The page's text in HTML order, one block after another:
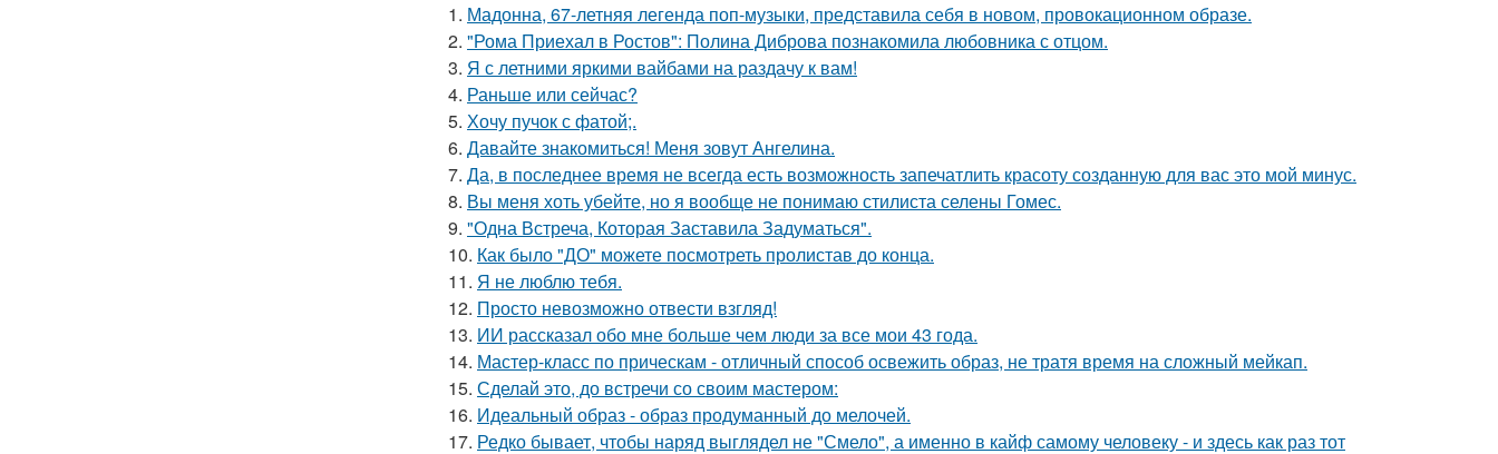
1. Мадонна, 67-летняя легенда поп-музыки, представила себя в новом, провокационном образе.
2. "Рома Приехал в Ростов": Полина Диброва познакомила любовника с отцом.
3. Я с летними яркими вайбами на раздачу к вам!
4. Раньше или сейчас?
5. Хочу пучок с фатой;.
6. Давайте знакомиться! Меня зовут Ангелина.
7. Да, в последнее время не всегда есть возможность запечатлить красоту созданную для вас это мой минус.
8. Вы меня хоть убейте, но я вообще не понимаю стилиста селены Гомес.
9. "Одна Встреча, Которая Заставила Задуматься".
10. Как было "ДО" можете посмотреть пролистав до конца.
11. Я не люблю тебя.
12. Просто невозможно отвести взгляд!
13. ИИ рассказал обо мне больше чем люди за все мои 43 года.
14. Мастер-класс по прическам - отличный способ освежить образ, не тратя время на сложный мейкап.
15. Сделай это, до встречи со своим мастером:
16. Идеальный образ - образ продуманный до мелочей.
17. Редко бывает, чтобы наряд выглядел не "Смело", а именно в кайф самому человеку - и здесь как раз тот